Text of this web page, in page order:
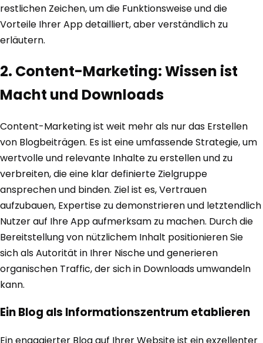
restlichen Zeichen, um die Funktionsweise und die
Vorteile Ihrer App detailliert, aber verständlich zu
erläutern.
2. Content-Marketing: Wissen ist
Macht und Downloads
Content-Marketing ist weit mehr als nur das Erstellen
von Blogbeiträgen. Es ist eine umfassende Strategie, um
wertvolle und relevante Inhalte zu erstellen und zu
verbreiten, die eine klar definierte Zielgruppe
ansprechen und binden. Ziel ist es, Vertrauen
aufzubauen, Expertise zu demonstrieren und letztendlich
Nutzer auf Ihre App aufmerksam zu machen. Durch die
Bereitstellung von nützlichem Inhalt positionieren Sie
sich als Autorität in Ihrer Nische und generieren
organischen Traffic, der sich in Downloads umwandeln
kann.
Ein Blog als Informationszentrum etablieren